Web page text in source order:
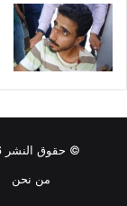
© حقوق النشر 2026، جميع الحقوق محفوظة | سناك سوري
من نحن